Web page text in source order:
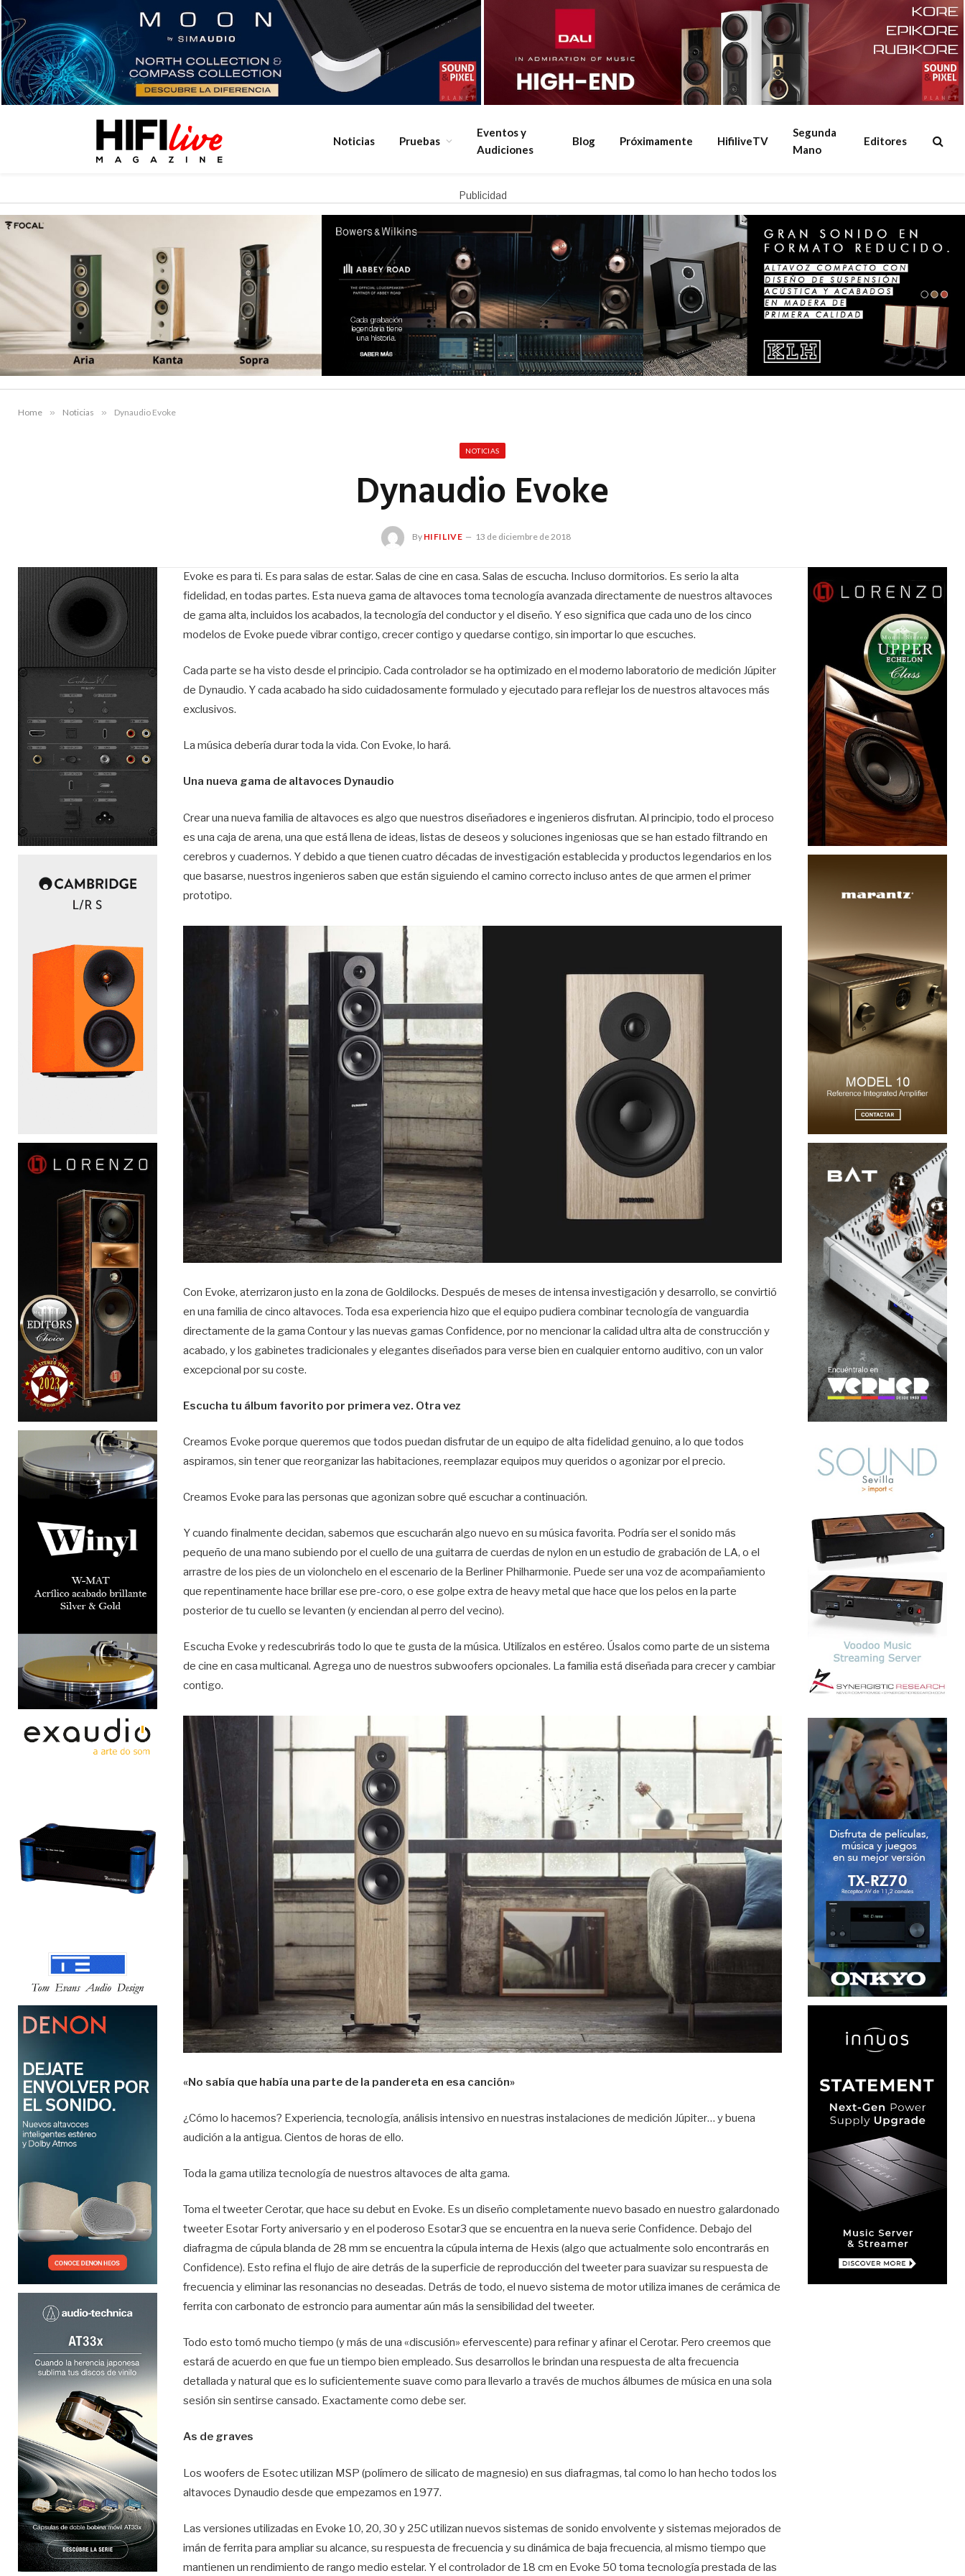
Noticias Pruebas
Eventos y
Audiciones
Blog Próximamente HifiliveTV
Segunda
Mano
Editores
Publicidad
Home » Noticias » Dynaudio Evoke
NOTICIAS
Dynaudio Evoke
By HIFILIVE 13 de diciembre de 2018
Evoke es para ti. Es para salas de estar. Salas de cine en casa. Salas de escucha. Incluso dormitorios. Es serio la alta
fidelidad, en todas partes. Esta nueva gama de altavoces toma tecnología avanzada directamente de nuestros altavoces
de gama alta, incluidos los acabados, la tecnología del conductor y el diseño. Y eso significa que cada uno de los cinco
modelos de Evoke puede vibrar contigo, crecer contigo y quedarse contigo, sin importar lo que escuches.
Cada parte se ha visto desde el principio. Cada controlador se ha optimizado en el moderno laboratorio de medición Júpiter
de Dynaudio. Y cada acabado ha sido cuidadosamente formulado y ejecutado para reflejar los de nuestros altavoces más
exclusivos.
La música debería durar toda la vida. Con Evoke, lo hará.
Una nueva gama de altavoces Dynaudio
Crear una nueva familia de altavoces es algo que nuestros diseñadores e ingenieros disfrutan. Al principio, todo el proceso
es una caja de arena, una que está llena de ideas, listas de deseos y soluciones ingeniosas que se han estado filtrando en
cerebros y cuadernos. Y debido a que tienen cuatro décadas de investigación establecida y productos legendarios en los
que basarse, nuestros ingenieros saben que están siguiendo el camino correcto incluso antes de que armen el primer
prototipo.
Con Evoke, aterrizaron justo en la zona de Goldilocks. Después de meses de intensa investigación y desarrollo, se convirtió
en una familia de cinco altavoces. Toda esa experiencia hizo que el equipo pudiera combinar tecnología de vanguardia
directamente de la gama Contour y las nuevas gamas Confidence, por no mencionar la calidad ultra alta de construcción y
acabado, y los gabinetes tradicionales y elegantes diseñados para verse bien en cualquier entorno auditivo, con un valor
excepcional por su coste.
Escucha tu álbum favorito por primera vez. Otra vez
Creamos Evoke porque queremos que todos puedan disfrutar de un equipo de alta fidelidad genuino, a lo que todos
aspiramos, sin tener que reorganizar las habitaciones, reemplazar equipos muy queridos o agonizar por el precio.
Creamos Evoke para las personas que agonizan sobre qué escuchar a continuación.
Y cuando finalmente decidan, sabemos que escucharán algo nuevo en su música favorita. Podría ser el sonido más
pequeño de una mano subiendo por el cuello de una guitarra de cuerdas de nylon en un estudio de grabación de LA, o el
arrastre de los pies de un violonchelo en el escenario de la Berliner Philharmonie. Puede ser una voz de acompañamiento
que repentinamente hace brillar ese pre-coro, o ese golpe extra de heavy metal que hace que los pelos en la parte
posterior de tu cuello se levanten (y enciendan al perro del vecino).
Escucha Evoke y redescubrirás todo lo que te gusta de la música. Utilízalos en estéreo. Úsalos como parte de un sistema
de cine en casa multicanal. Agrega uno de nuestros subwoofers opcionales. La familia está diseñada para crecer y cambiar
contigo.
«No sabía que había una parte de la pandereta en esa canción»
¿Cómo lo hacemos? Experiencia, tecnología, análisis intensivo en nuestras instalaciones de medición Júpiter… y buena
audición a la antigua. Cientos de horas de ello.
Toda la gama utiliza tecnología de nuestros altavoces de alta gama.
Toma el tweeter Cerotar, que hace su debut en Evoke. Es un diseño completamente nuevo basado en nuestro galardonado
tweeter Esotar Forty aniversario y en el poderoso Esotar3 que se encuentra en la nueva serie Confidence. Debajo del
diafragma de cúpula blanda de 28 mm se encuentra la cúpula interna de Hexis (algo que actualmente solo encontrarás en
Confidence). Esto refina el flujo de aire detrás de la superficie de reproducción del tweeter para suavizar su respuesta de
frecuencia y eliminar las resonancias no deseadas. Detrás de todo, el nuevo sistema de motor utiliza imanes de cerámica de
ferrita con carbonato de estroncio para aumentar aún más la sensibilidad del tweeter.
Todo esto tomó mucho tiempo (y más de una «discusión» efervescente) para refinar y afinar el Cerotar. Pero creemos que
estará de acuerdo en que fue un tiempo bien empleado. Sus desarrollos le brindan una respuesta de alta frecuencia
detallada y natural que es lo suficientemente suave como para llevarlo a través de muchos álbumes de música en una sola
sesión sin sentirse cansado. Exactamente como debe ser.
As de graves
Los woofers de Esotec utilizan MSP (polímero de silicato de magnesio) en sus diafragmas, tal como lo han hecho todos los
altavoces Dynaudio desde que empezamos en 1977.
Las versiones utilizadas en Evoke 10, 20, 30 y 25C utilizan nuevos sistemas de sonido envolvente y sistemas mejorados de
imán de ferrita para ampliar su alcance, su respuesta de frecuencia y su dinámica de baja frecuencia, al mismo tiempo que
mantienen un rendimiento de rango medio estelar. Y el controlador de 18 cm en Evoke 50 toma tecnología prestada de las